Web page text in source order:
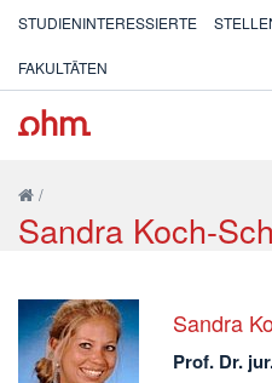
STUDIENINTERESSIERTE
FAKULTÄTEN
/
Sandra Koch-
Sandra
Prof. Dr.